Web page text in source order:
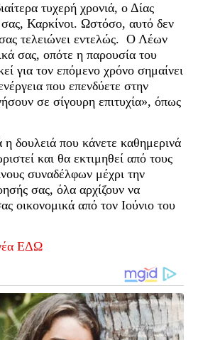
τυχερή χρονιά, ο Δίας
Καρκίνοι. Ωστόσο, αυτό δεν
τελειώνει εντελώς. Ο Λέων
σας, οπότε η παρουσία του
για τον επόμενο χρόνο σημαίνει
που επενδύετε στην
σε σίγουρη επιτυχία», όπως
δουλειά που κάνετε καθημερινά
και θα εκτιμηθεί από τους
συναδέλφων μέχρι την
σας, όλα αρχίζουν να
οικονομικά από τον Ιούνιο του
ΕΔΩ